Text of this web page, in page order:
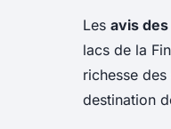
Les avis
lacs de la
richesse
destination